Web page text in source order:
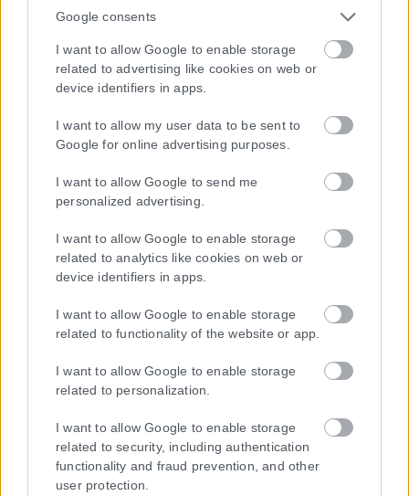
Google consents
I want to allow Google to enable storage
related to advertising like cookies on web or
device identifiers in apps.
I want to allow my user data to be sent to
Google for online advertising purposes.
I want to allow Google to send me
personalized advertising.
I want to allow Google to enable storage
related to analytics like cookies on web or
device identifiers in apps.
I want to allow Google to enable storage
related to functionality of the website or app.
I want to allow Google to enable storage
related to personalization.
I want to allow Google to enable storage
related to security, including authentication
functionality and fraud prevention, and other
user protection.